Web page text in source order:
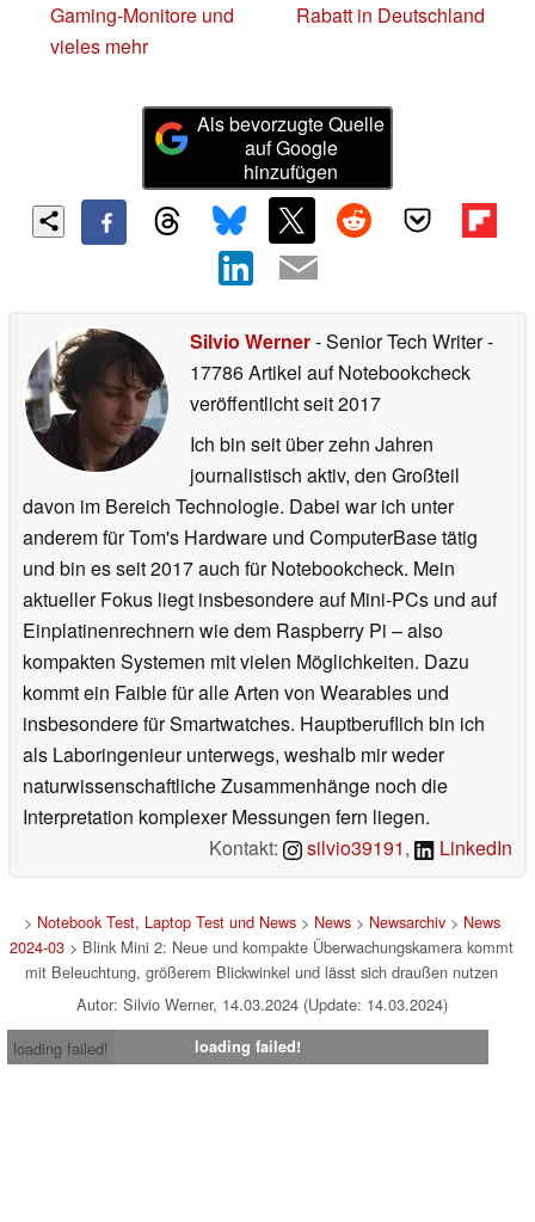
Gaming-Monitore und
vieles mehr
Rabatt in Deutschland
Als bevorzugte Quelle
auf Google
hinzufügen
Silvio Werner- Senior Tech Writer-
17786 Artikel auf Notebookcheck
veröffentlichtseit 2017
Ich bin seit über zehn Jahren
journalistisch aktiv, den Großteil
davon im Bereich Technologie. Dabei war ich unter
anderem für Tom's Hardware und ComputerBase tätig
und bin es seit 2017 auch für Notebookcheck. Mein
aktueller Fokus liegt insbesondere auf Mini-PCs und auf
Einplatinenrechnern wie dem Raspberry Pi – also
kompakten Systemen mit vielen Möglichkeiten. Dazu
kommt ein Faible für alle Arten von Wearables und
insbesondere für Smartwatches. Hauptberuflich bin ich
als Laboringenieur unterwegs, weshalb mir weder
naturwissenschaftliche Zusammenhänge noch die
Interpretation komplexer Messungen fern liegen.
Kontakt:
silvio39191, LinkedIn
> Notebook Test, Laptop Test und News> News> Newsarchiv> News
2024-03 > Blink Mini 2: Neue und kompakte Überwachungskamera kommt
mit Beleuchtung, größerem Blickwinkel und lässt sich draußen nutzen
Autor: Silvio Werner, 14.03.2024 (Update: 14.03.2024)
loading failed!
loading failed!